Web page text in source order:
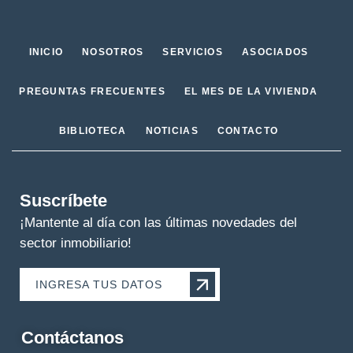
INICIO NOSOTROS SERVICIOS ASOCIADOS
PREGUNTAS FRECUENTES EL MES DE LA VIVIENDA
BIBLIOTECA NOTICIAS CONTACTO
Suscríbete
¡Mantente al día con las últimas novedades del
sector inmobiliario!
INGRESA TUS DATOS
Contáctanos